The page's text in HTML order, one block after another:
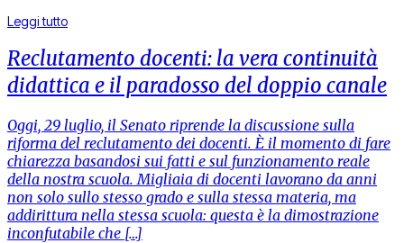
Leggi tutto
Reclutamento docenti: la vera continuità
didattica e il paradosso del doppio canale
Oggi, 29 luglio, il Senato riprende la discussione sulla
riforma del reclutamento dei docenti. È il momento di fare
chiarezza basandosi sui fatti e sul funzionamento reale
della nostra scuola. Migliaia di docenti lavorano da anni
non solo sullo stesso grado e sulla stessa materia, ma
addirittura nella stessa scuola: questa è la dimostrazione
inconfutabile che […]